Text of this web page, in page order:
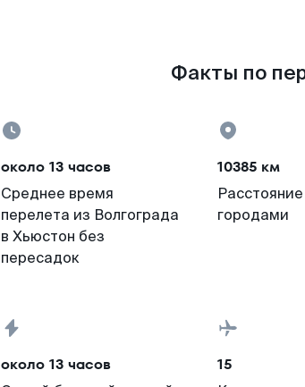
Факты по
около 13 часов
Среднее время
перелета из Волгограда
в Хьюстон без
пересадок
10385 км
городами
около 13 часов 15